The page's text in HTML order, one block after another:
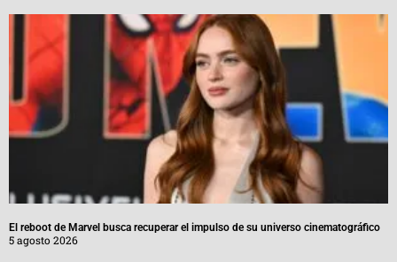
El reboot de Marvel busca recuperar el impulso de su universo cinematográfico
5 agosto 2026